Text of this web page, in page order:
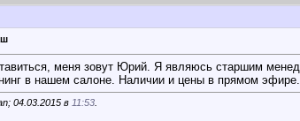
меня зовут Юрий. Я являюсь старшим
в нашем салоне. Наличии и цены в прямом эфире.
04.03.2015 в 11:53